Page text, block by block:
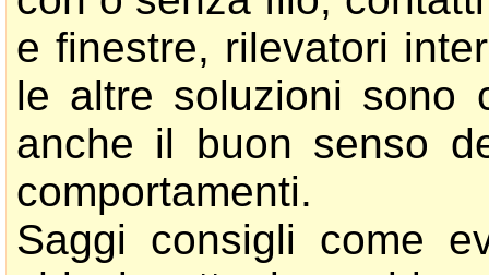
e finestre, rilevatori
le altre soluzioni sono
anche il buon senso
comportamenti.
Saggi consigli come